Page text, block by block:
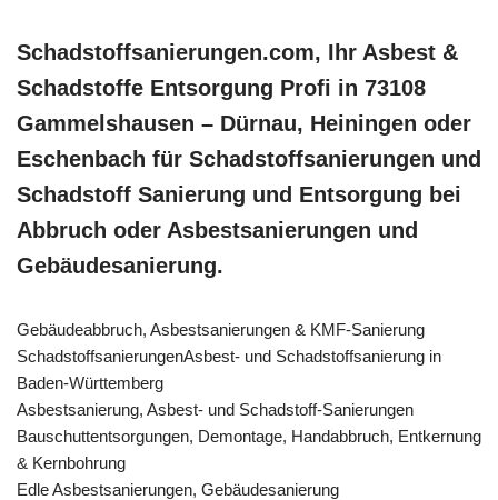
Schadstoffsanierungen.com, Ihr Asbest &
Schadstoffe Entsorgung Profi in 73108
Gammelshausen – Dürnau, Heiningen oder
Eschenbach für Schadstoffsanierungen und
Schadstoff Sanierung und Entsorgung bei
Abbruch oder Asbestsanierungen und
Gebäudesanierung.
Gebäudeabbruch, Asbestsanierungen & KMF-Sanierung
SchadstoffsanierungenAsbest- und Schadstoffsanierung in
Baden-Württemberg
Asbestsanierung, Asbest- und Schadstoff-Sanierungen
Bauschuttentsorgungen, Demontage, Handabbruch, Entkernung
& Kernbohrung
Edle Asbestsanierungen, Gebäudesanierung